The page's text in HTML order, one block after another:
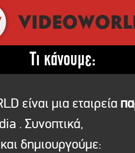
Τι κάνουμε:
είναι μια εταιρεία
. Συνοπτικά,
δημιουργούμε: